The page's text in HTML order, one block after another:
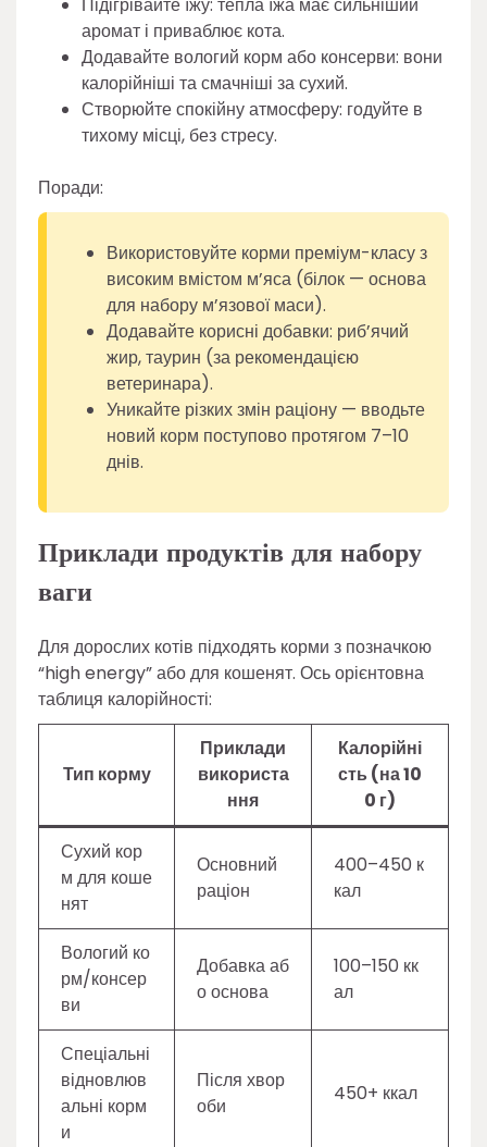
Підігрівайте їжу: тепла їжа має сильніший
аромат і приваблює кота.
Додавайте вологий корм або консерви: вони
калорійніші та смачніші за сухий.
Створюйте спокійну атмосферу: годуйте в
тихому місці, без стресу.
Поради:
Використовуйте корми преміум-класу з
високим вмістом м’яса (білок — основа
для набору м’язової маси).
Додавайте корисні добавки: риб’ячий
жир, таурин (за рекомендацією
ветеринара).
Уникайте різких змін раціону — вводьте
новий корм поступово протягом 7–10
днів.
Приклади продуктів для набору
ваги
Для дорослих котів підходять корми з позначкою
“high energy” або для кошенят. Ось орієнтовна
таблиця калорійності:
Тип корму
Приклади
використа
ння
Калорійні
сть (на 10
0 г)
Сухий кор
м для коше
нят
Основний
раціон
400–450 к
кал
Вологий ко
рм/консер
ви
Добавка аб
о основа
100–150 кк
ал
Спеціальні
відновлюв
альні корм
и
Після хвор
оби
450+ ккал